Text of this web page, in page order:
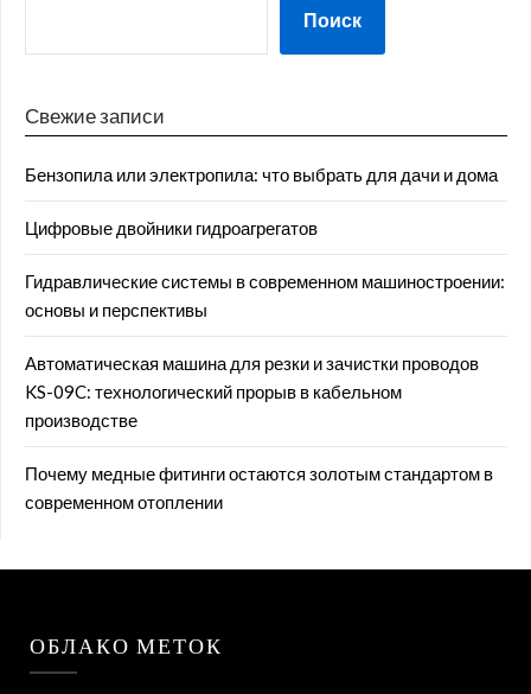
Поиск
Свежие записи
Бензопила или электропила: что выбрать для дачи и дома
Цифровые двойники гидроагрегатов
Гидравлические системы в современном машиностроении:
основы и перспективы
Автоматическая машина для резки и зачистки проводов
KS-09C: технологический прорыв в кабельном
производстве
Почему медные фитинги остаются золотым стандартом в
современном отоплении
ОБЛАКО МЕТОК